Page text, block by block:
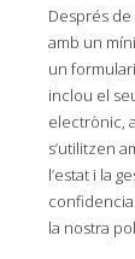
Després de
amb un
un
inclou el
electrònic,
s’utilitzen
l’estat i la
la nostra